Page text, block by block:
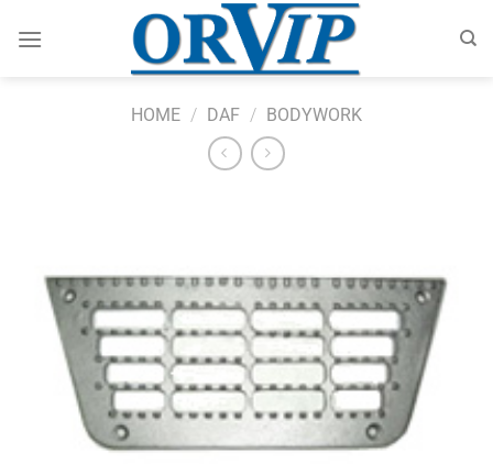
HOME / DAF / BODYWORK